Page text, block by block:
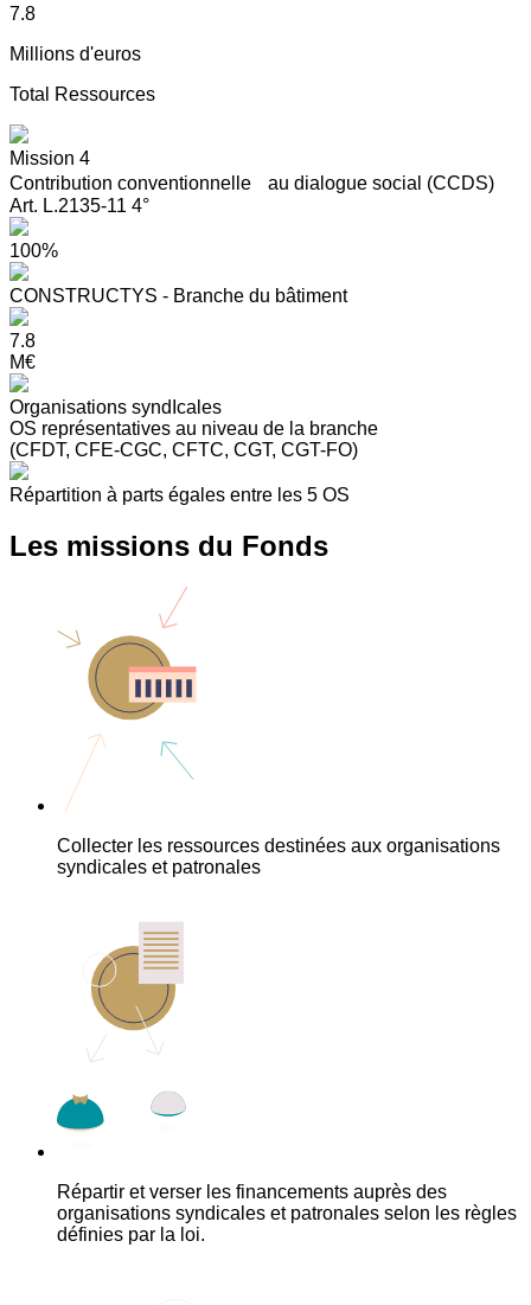
7.8
Millions d'euros
Total Ressources
Mission 4
Contribution conventionnelle au dialogue social (CCDS)
Art. L.2135-11 4°
100%
CONSTRUCTYS - Branche du bâtiment
7.8
M€
Organisations syndIcales
OS représentatives au niveau de la branche
(CFDT, CFE-CGC, CFTC, CGT, CGT-FO)
Répartition à parts égales entre les 5 OS
Les missions du Fonds
Collecter les ressources destinées aux organisations
syndicales et patronales
Répartir et verser les financements auprès des
organisations syndicales et patronales selon les règles
définies par la loi.